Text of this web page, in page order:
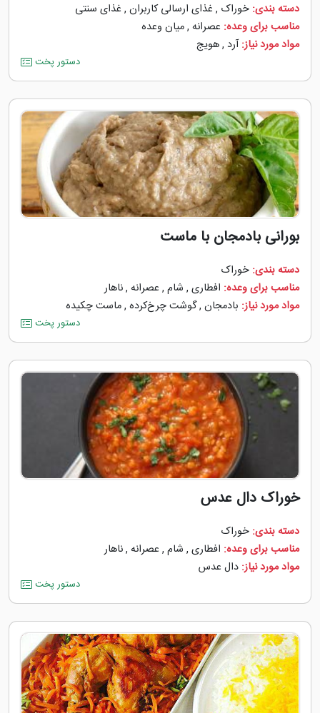
دسته بندی: خوراک , غذای ارسالی کاربران , غذای سنتی
مناسب برای وعده: عصرانه ,میان وعده
مواد مورد نیاز: آرد ,هویج
دستور پخت
بورانی بادمجان با ماست
دسته بندی: خوراک
مناسب برای وعده: افطاری , شام , عصرانه ,ناهار
مواد مورد نیاز: بادمجان ,گوشت چرخ‌کرده ,ماست چکیده
دستور پخت
خوراک دال عدس
دسته بندی: خوراک
مناسب برای وعده: افطاری , شام , عصرانه ,ناهار
مواد مورد نیاز: دال عدس
دستور پخت